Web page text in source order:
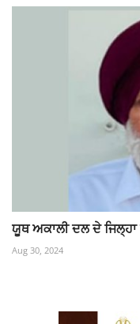
ਯੂਥ ਅਕਾਲੀ ਦਲ ਦੇ ਜਿਲ੍ਹਾ
Aug 30, 2024